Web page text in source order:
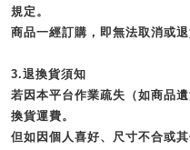
規定。
商品一經訂購，即無法取消或
3.退換貨須知
若因本平台作業疏失（如商品
換貨運費。
但如因個人喜好、尺寸不合或